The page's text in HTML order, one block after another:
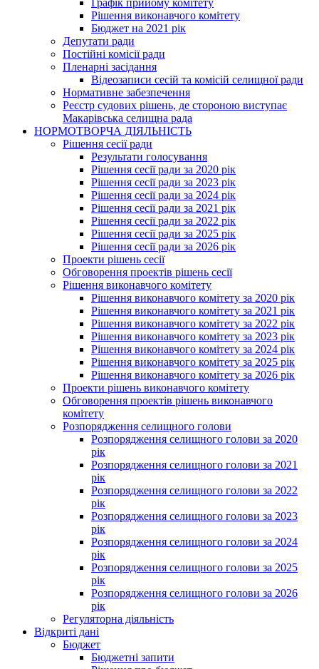
Графік прийому комітету
Рішення виконавчого комітету
Бюджет на 2021 рік
Депутати ради
Постійні комісії ради
Пленарні засідання
Відеозаписи сесій та комісій селищної ради
Нормативне забезпечення
Реєстр судових рішень, де стороною виступає
Макарівська селищна рада
НОРМОТВОРЧА ДІЯЛЬНІСТЬ
Рішення сесії ради
Результати голосування
Рішення сесії ради за 2020 рік
Рішення сесії ради за 2023 рік
Рішення сесії ради за 2024 рік
Рішення сесії ради за 2021 рік
Рішення сесії ради за 2022 рік
Рішення сесії ради за 2025 рік
Рішення сесії ради за 2026 рік
Проекти рішень сесії
Обговорення проектів рішень сесії
Рішення виконавчого комітету
Рішення виконавчого комітету за 2020 рік
Рішення виконавчого комітету за 2021 рік
Рішення виконавчого комітету за 2022 рік
Рішення виконавчого комітету за 2023 рік
Рішення виконавчого комітету за 2024 рік
Рішення виконавчого комітету за 2025 рік
Рішення виконавчого комітету за 2026 рік
Проекти рішень виконавчого комітету
Обговорення проектів рішень виконавчого
комітету
Розпорядження селищного голови
Розпорядження селищного голови за 2020
рік
Розпорядження селищного голови за 2021
рік
Розпорядження селищного голови за 2022
рік
Розпорядження селищного голови за 2023
рік
Розпорядження селищного голови за 2024
рік
Розпорядження селищного голови за 2025
рік
Розпорядження селищного голови за 2026
рік
Регуляторна діяльність
Відкриті дані
Бюджет
Бюджетні запити